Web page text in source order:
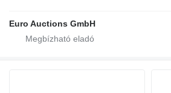
Euro Auctions GmbH